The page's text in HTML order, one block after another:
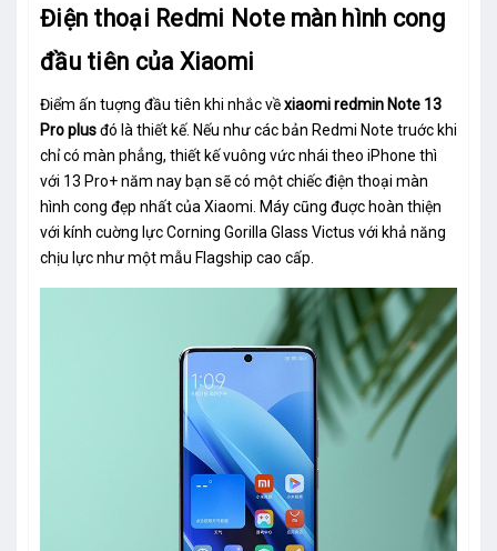
Điện thoại Redmi Note màn hình cong
đầu tiên của Xiaomi
Điểm ấn tuợng đầu tiên khi nhắc vềxiaomi redmin Note 13
Pro plusđó là thiết kế. Nếu như các bản Redmi Note truớc khi
chỉ có màn phẳng, thiết kế vuông vức nhái theo iPhone thì
với 13 Pro+ năm nay bạn sẽ có một chiếc điện thoại màn
hình cong đẹp nhất của Xiaomi. Máy cũng đuợc hoàn thiện
với kính cuờng lực Corning Gorilla Glass Victus với khả năng
chịu lực như một mẫu Flagship cao cấp.